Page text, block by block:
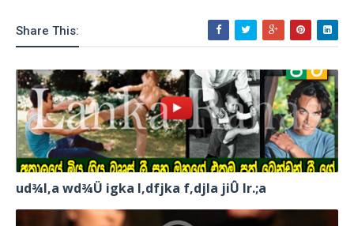
Share This:
ud¾I,a wd¾Ü igka l,dfjka f,djla jiÛ lr.;a